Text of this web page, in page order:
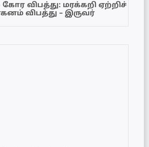
விபத்து: மரக்கறி ஏற்றிச்
விபத்து – இருவர்